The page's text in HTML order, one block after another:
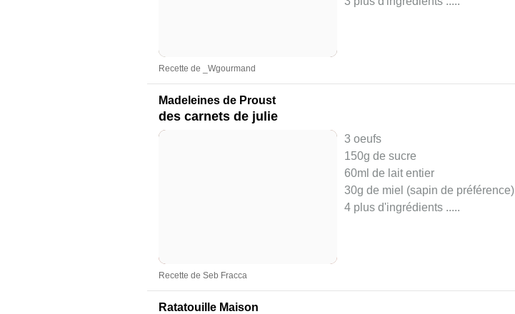
Recette de _Wgourmand
Madeleines de Proust
des carnets de julie
3 oeufs
150g de sucre
60ml de lait entier
30g de miel (sapin de préférence)
4 plus d'ingrédients .....
Recette de Seb Fracca
Ratatouille Maison